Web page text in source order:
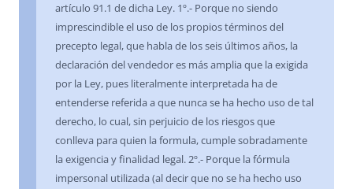
artículo 91.1 de dicha Ley. 1º.- Porque no siendo
imprescindible el uso de los propios términos del
precepto legal, que habla de los seis últimos años, la
declaración del vendedor es más amplia que la exigida
por la Ley, pues literalmente interpretada ha de
entenderse referida a que nunca se ha hecho uso de tal
derecho, lo cual, sin perjuicio de los riesgos que
conlleva para quien la formula, cumple sobradamente
la exigencia y finalidad legal. 2º.- Porque la fórmula
impersonal utilizada (al decir que no se ha hecho uso